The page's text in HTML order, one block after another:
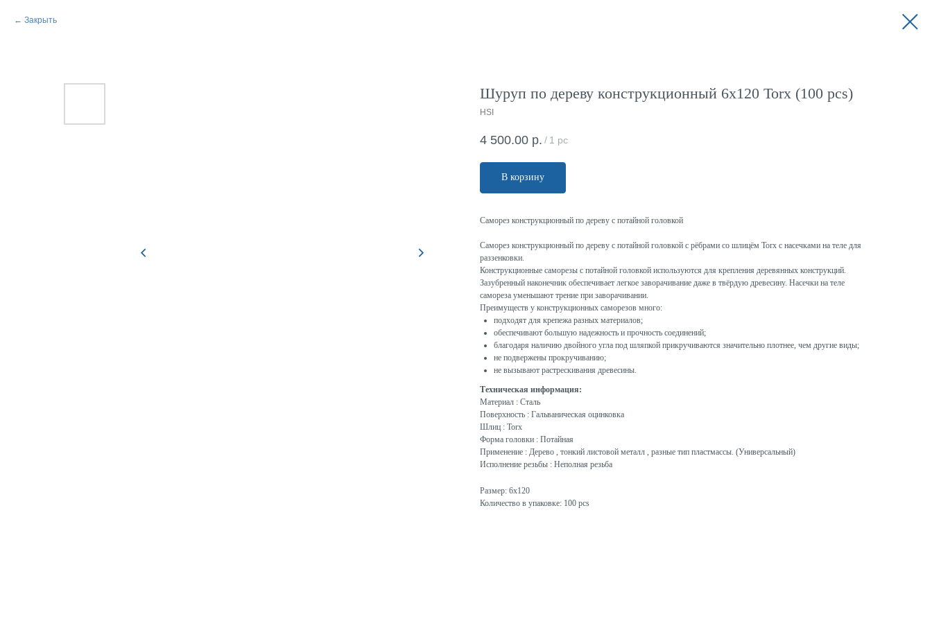
Закрыть
Шуруп по дереву конструкционный 6x120 Torx (100 pcs)
HSI
4 500.00 р. / 1 pc
В корзину
Саморез конструкционный по дереву с потайной головкой
Саморез конструкционный по дереву с потайной головкой с рёбрами со шлицём Torx с насечками на теле для
раззенковки.
Конструкционные саморезы с потайной головкой используются для крепления деревянных конструкций.
Зазубренный наконечник обеспечивает легкое заворачивание даже в твёрдую древесину. Насечки на теле
самореза уменьшают трение при заворачивании.
Преимуществ у конструкционных саморезов много:
подходят для крепежа разных материалов;
обеспечивают большую надежность и прочность соединений;
благодаря наличию двойного угла под шляпкой прикручиваются значительно плотнее, чем другие виды;
не подвержены прокручиванию;
не вызывают растрескивания древесины.
Техническая информация:
Материал : Сталь
Поверхность : Гальваническая оцинковка
Шлиц : Torx
Форма головки : Потайная
Применение : Дерево , тонкий листовой металл , разные тип пластмассы. (Универсальный)
Исполнение резьбы : Неполная резьба
Размер: 6x120
Количество в упаковке: 100 pcs